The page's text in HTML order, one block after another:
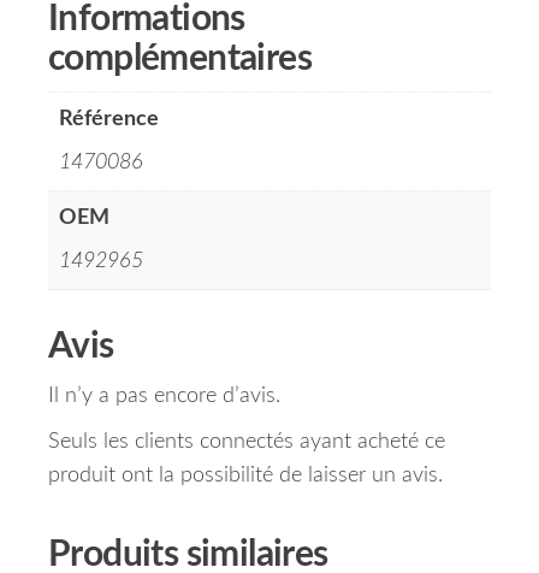
Informations
complémentaires
Référence
1470086
OEM
1492965
Avis
Il n’y a pas encore d’avis.
Seuls les clients connectés ayant acheté ce
produit ont la possibilité de laisser un avis.
Produits similaires